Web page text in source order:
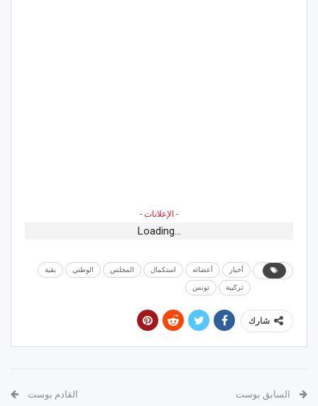
- الإعلانات -
Loading...
أخبار أعضائه استكمال المجلس الوطني بقية
تركيبة تونس
شارك
السابق بوست القادم بوست